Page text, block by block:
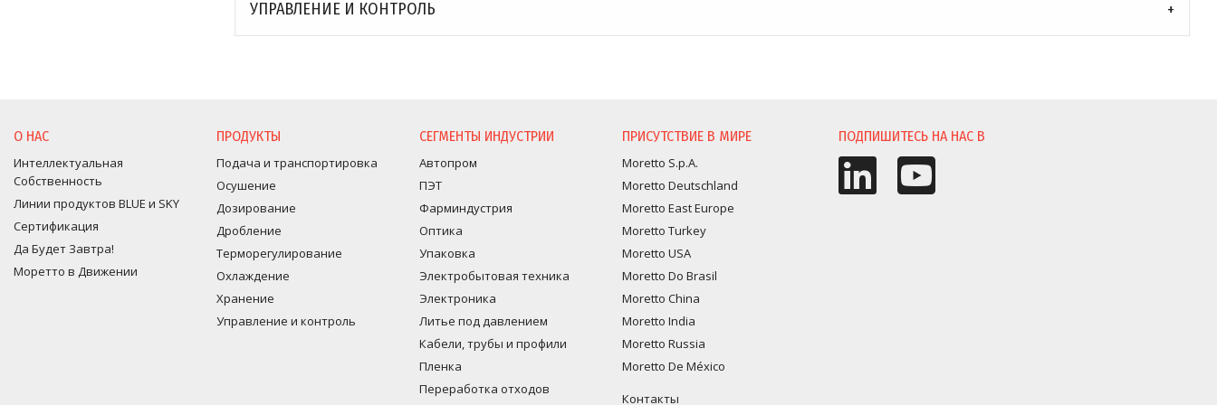
УПРАВЛЕНИЕ И КОНТРОЛЬ
О НАС
Интеллектуальная
Собственность
Линии продуктов BLUE и SKY
Сертификация
Да Будет Завтра!
Моретто в Движении
ПРОДУКТЫ
Подача и транспортировка
Осушение
Дозирование
Дробление
Терморегулирование
Оxлаждение
Хранение
Управление и контроль
СЕГМЕНТЫ ИНДУСТРИИ
Автопром
ПЭТ
Фарминдустрия
Оптика
Упаковка
Электробытовая техника
Электроника
Литье под давлением
Кабели, трубы и профили
Пленка
Переработка отходов
ПРИСУТСТВИЕ В МИРЕ
Moretto S.p.A.
Moretto Deutschland
Moretto East Europe
Moretto Turkey
Moretto USA
Moretto Do Brasil
Moretto China
Moretto India
Moretto Russia
Moretto De México
Контакты
ПОДПИШИТЕСЬ НА НАС В